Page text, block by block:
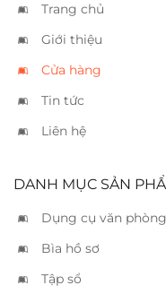
Trang chủ
Giới thiệu
Cửa hàng
Tin tức
Liên hệ
DANH MỤC SẢN
Dụng cụ văn phòng
Bìa hồ sơ
Tập sổ